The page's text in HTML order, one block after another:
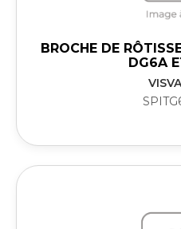
BROCHE DE
DG6A